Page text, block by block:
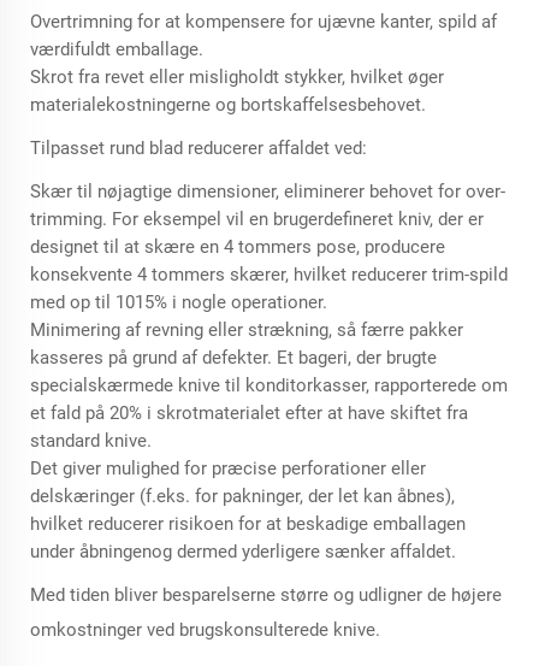
Overtrimning for at kompensere for ujævne kanter, spild af
værdifuldt emballage.
Skrot fra revet eller misligholdt stykker, hvilket øger
materialekostningerne og bortskaffelsesbehovet.
Tilpasset rund blad reducerer affaldet ved:
Skær til nøjagtige dimensioner, eliminerer behovet for over-
trimming. For eksempel vil en brugerdefineret kniv, der er
designet til at skære en 4 tommers pose, producere
konsekvente 4 tommers skærer, hvilket reducerer trim-spild
med op til 1015% i nogle operationer.
Minimering af revning eller strækning, så færre pakker
kasseres på grund af defekter. Et bageri, der brugte
specialskærmede knive til konditorkasser, rapporterede om
et fald på 20% i skrotmaterialet efter at have skiftet fra
standard knive.
Det giver mulighed for præcise perforationer eller
delskæringer (f.eks. for pakninger, der let kan åbnes),
hvilket reducerer risikoen for at beskadige emballagen
under åbningenog dermed yderligere sænker affaldet.
Med tiden bliver besparelserne større og udligner de højere
omkostninger ved brugskonsulterede knive.